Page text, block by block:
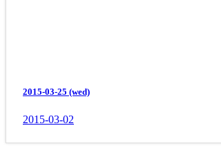
2015-03-25 (wed)
2015-03-02